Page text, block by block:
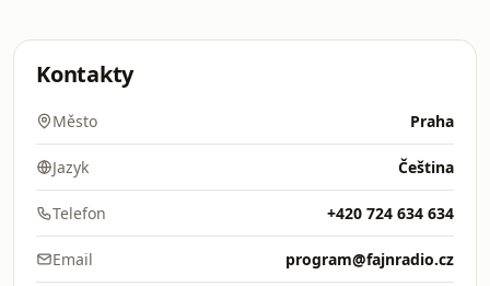
Kontakty
Město Praha
Jazyk Čeština
Telefon +420 724 634 634
Email program@fajnradio.cz